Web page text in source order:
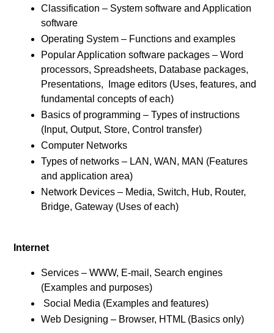
Classification – System software and Application
software
Operating System – Functions and examples
Popular Application software packages – Word
processors, Spreadsheets, Database packages,
Presentations, Image editors (Uses, features, and
fundamental concepts of each)
Basics of programming – Types of instructions
(Input, Output, Store, Control transfer)
Computer Networks
Types of networks – LAN, WAN, MAN (Features
and application area)
Network Devices – Media, Switch, Hub, Router,
Bridge, Gateway (Uses of each)
Internet
Services – WWW, E-mail, Search engines
(Examples and purposes)
Social Media (Examples and features)
Web Designing – Browser, HTML (Basics only)